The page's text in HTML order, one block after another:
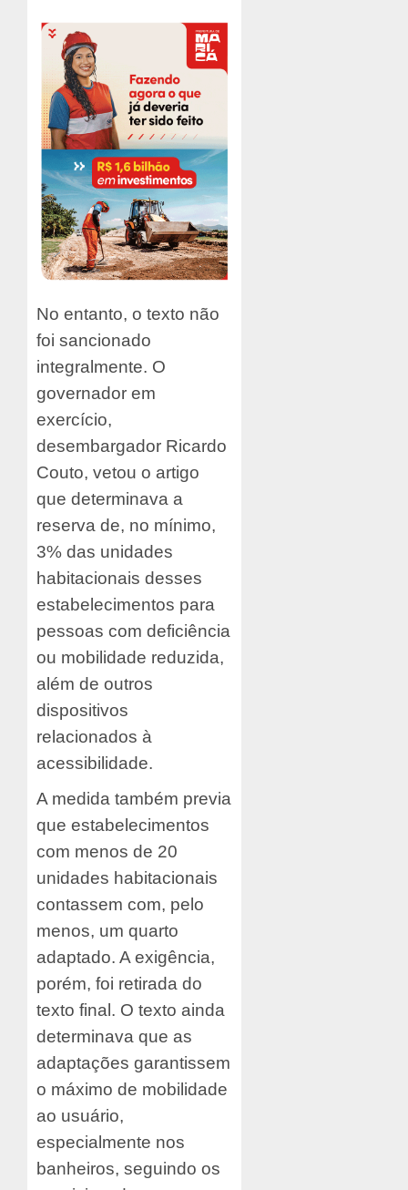
No entanto, o texto não
foi sancionado
integralmente. O
governador em
exercício,
desembargador Ricardo
Couto, vetou o artigo
que determinava a
reserva de, no mínimo,
3% das unidades
habitacionais desses
estabelecimentos para
pessoas com deficiência
ou mobilidade reduzida,
além de outros
dispositivos
relacionados à
acessibilidade.
A medida também previa
que estabelecimentos
com menos de 20
unidades habitacionais
contassem com, pelo
menos, um quarto
adaptado. A exigência,
porém, foi retirada do
texto final. O texto ainda
determinava que as
adaptações garantissem
o máximo de mobilidade
ao usuário,
especialmente nos
banheiros, seguindo os